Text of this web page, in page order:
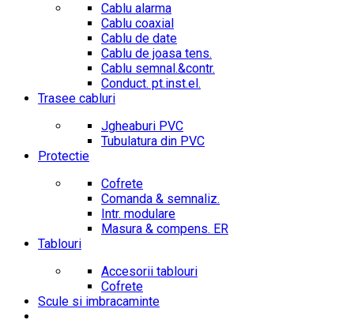
Cablu alarma
Cablu coaxial
Cablu de date
Cablu de joasa tens.
Cablu semnal.&contr.
Conduct. pt.inst.el.
Trasee cabluri
Jgheaburi PVC
Tubulatura din PVC
Protectie
Cofrete
Comanda & semnaliz.
Intr. modulare
Masura & compens. ER
Tablouri
Accesorii tablouri
Cofrete
Scule si imbracaminte